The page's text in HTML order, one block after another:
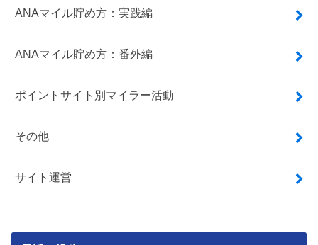
ANAマイル貯め方：実践編
ANAマイル貯め方：番外編
ポイントサイト別マイラー活動
その他
サイト運営